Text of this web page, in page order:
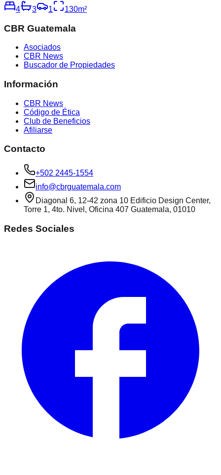
4
3 1 130m²
CBR Guatemala
Asociados
CBR News
Buscador de Propiedades
Información
CBR News
Código de Ética
Club de Beneficios
Afiliarse
Contacto
+502 2445-1554
info@cbrguatemala.com
Diagonal 6, 12-42 zona 10 Edificio Design Center,
Torre 1, 4to. Nivel, Oficina 407 Guatemala, 01010
Redes Sociales